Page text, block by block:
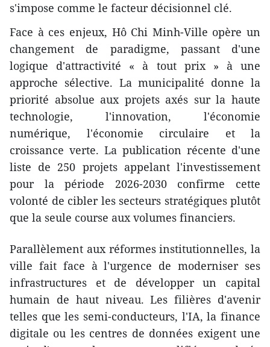
s'impose comme le facteur décisionnel clé.
Face à ces enjeux, Hô Chi Minh-Ville opère un
changement de paradigme, passant d'une
logique d'attractivité « à tout prix » à une
approche sélective. La municipalité donne la
priorité absolue aux projets axés sur la haute
technologie, l'innovation, l'économie
numérique, l'économie circulaire et la
croissance verte. La publication récente d'une
liste de 250 projets appelant l'investissement
pour la période 2026-2030 confirme cette
volonté de cibler les secteurs stratégiques plutôt
que la seule course aux volumes financiers.
Parallèlement aux réformes institutionnelles, la
ville fait face à l'urgence de moderniser ses
infrastructures et de développer un capital
humain de haut niveau. Les filières d'avenir
telles que les semi-conducteurs, l'IA, la finance
digitale ou les centres de données exigent une